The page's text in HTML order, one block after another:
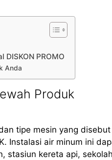
PROMO
Anda
Produk
tipe mesin yang disebut
Instalasi air minum ini
stasiun kereta api,